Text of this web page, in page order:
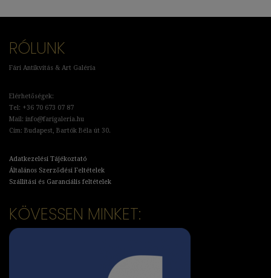
RÓLUNK
Fári Antikvitás & Art Galéria
Elérhetőségek:
Tel: +36 70 673 07 87
Mail: info@farigaleria.hu
Cím: Budapest, Bartók Béla út 30.
Adatkezelési Tájékoztató
Általános Szerződési Feltételek
Szállítási és Garanciális feltételek
KÖVESSEN MINKET: